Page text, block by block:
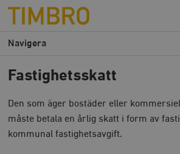
Timbro
Fastighetsskatt
Den som äger bostäder eller
måste betala en årlig skatt i form av
kommunal fastighetsavgift.
Navigera